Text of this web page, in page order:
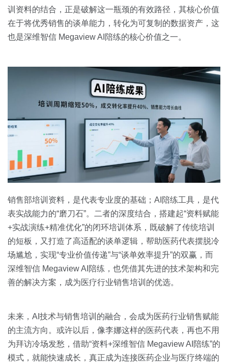
训资料的结合，正是破解这一瓶颈的有效路径，其核心价值
在于将优秀销售的谈单能力，转化为可复制的数据资产，这
也是深维智信 Megaview AI陪练的核心价值之一。
销售部培训资料，是代表专业度的基础；AI陪练工具，是代
表实战能力的“磨刀石”。二者的深度结合，搭建起“资料赋能
+实战演练+精准优化”的闭环培训体系，既破解了传统培训
的短板，又打造了高适配的谈单逻辑，帮助医药代表摆脱冷
场尴尬，实现“专业价值传递”与“谈单效率提升”的双赢，而
深维智信 Megaview AI陪练，也凭借其先进的技术架构和完
善的解决方案，成为医疗行业销售培训的优选。
未来，AI技术与销售培训的融合，会成为医药行业销售赋能
的主流方向。或许以后，像李娜这样的医药代表，再也不用
为拜访冷场发愁，借助“资料+深维智信 Megaview AI陪练”的
模式，就能快速成长，真正成为连接医药企业与医疗终端的